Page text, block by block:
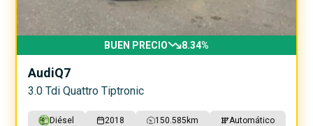
BUEN PRECIO 8.34%
AudiQ7
3.0 Tdi Quattro Tiptronic
Diésel 2018 150.585 km Automático